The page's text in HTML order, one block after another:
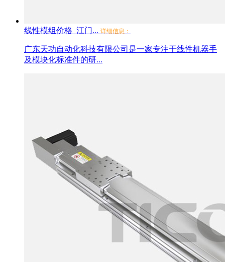
线性模组价格_江门... 详细信息：
广东天功自动化科技有限公司是一家专注于线性机器手
及模块化标准件的研...